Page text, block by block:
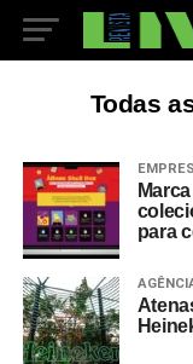
Todas
para